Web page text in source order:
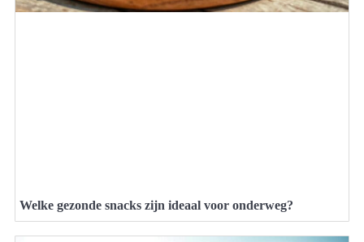
Welke gezonde snacks zijn ideaal voor onderweg?